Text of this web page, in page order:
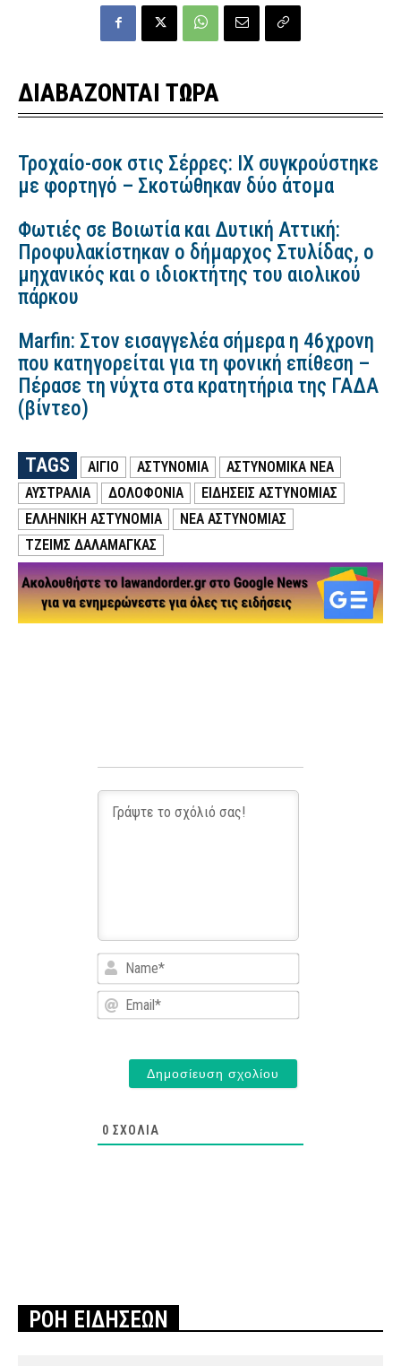
ΔΙΑΒΑΖΟΝΤΑΙ ΤΩΡΑ
Τροχαίο-σοκ στις Σέρρες: ΙΧ συγκρούστηκε
με φορτηγό – Σκοτώθηκαν δύο άτομα
Φωτιές σε Βοιωτία και Δυτική Αττική:
Προφυλακίστηκαν ο δήμαρχος Στυλίδας, ο
μηχανικός και ο ιδιοκτήτης του αιολικού
πάρκου
Marfin: Στον εισαγγελέα σήμερα η 46χρονη
που κατηγορείται για τη φονική επίθεση –
Πέρασε τη νύχτα στα κρατητήρια της ΓΑΔΑ
(βίντεο)
TAGS ΑΙΓΙΟ ΑΣΤΥΝΟΜΙΑ
ΑΣΤΥΝΟΜΙΚΑ ΝΕΑ
ΑΥΣΤΡΑΛΙΑ
ΔΟΛΟΦΟΝΙΑ
ΕΙΔΗΣΕΙΣ ΑΣΤΥΝΟΜΙΑΣ
ΕΛΛΗΝΙΚΗ ΑΣΤΥΝΟΜΙΑ
ΝΕΑ ΑΣΤΥΝΟΜΙΑΣ
ΤΖΕΙΜΣ ΔΑΛΑΜΑΓΚΑΣ
Name*
Email*
0 ΣΧΌΛΙΑ
ΡΟΗ ΕΙΔΗΣΕΩΝ